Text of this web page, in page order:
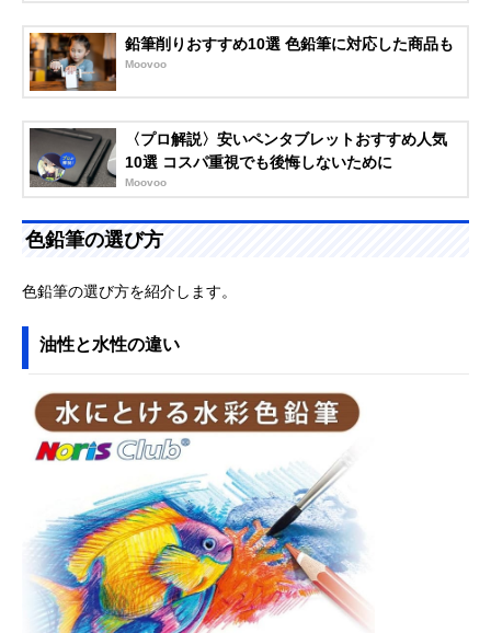
鉛筆削りおすすめ10選 色鉛筆に対応した商品も
Moovoo
〈プロ解説〉安いペンタブレットおすすめ人気
10選 コスパ重視でも後悔しないために
Moovoo
色鉛筆の選び方
色鉛筆の選び方を紹介します。
油性と水性の違い